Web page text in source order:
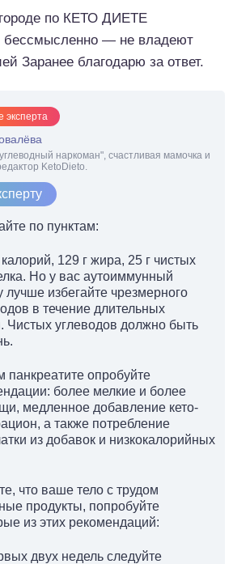
по КЕТО ДИЕТЕ
бессмысленно — не владеют
Заранее благодарю за ответ.
эксперта
наркоман", счастливая мамочка и
KetoDieto.
по пунктам:
129 г жира, 25 г чистых
Но у вас аутоиммунный
лучше избегайте чрезмерного
в течение длительных
Чистых углеводов должно быть
панкреатите опробуйте
более мелкие и более
медленное добавление кето-
а также потребление
из добавок и низкокалорийных
что ваше тело с трудом
продукты, попробуйте
из этих рекомендаций:
двух недель следуйте